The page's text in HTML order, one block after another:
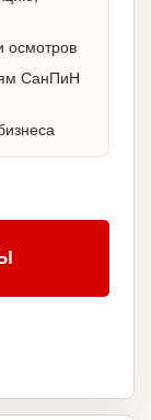
осмотров
СанПиН